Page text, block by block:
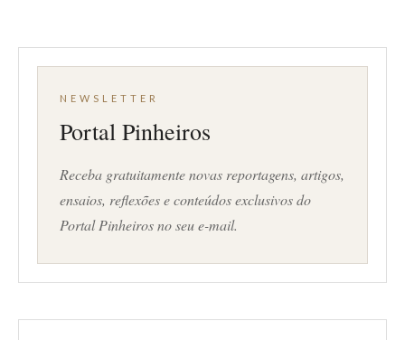
NEWSLETTER
Portal Pinheiros
Receba gratuitamente novas reportagens, artigos,
ensaios, reflexões e conteúdos exclusivos do
Portal Pinheiros no seu e-mail.